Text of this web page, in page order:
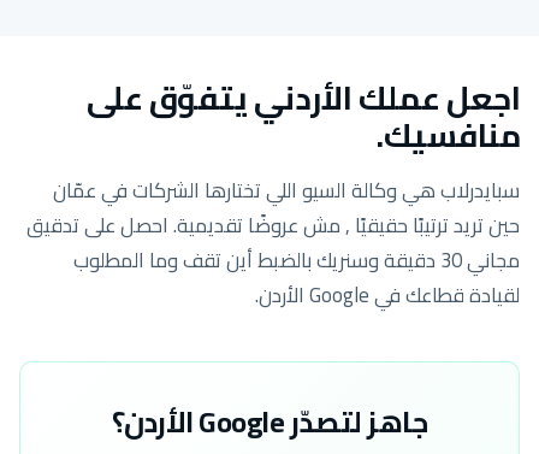
اجعل عملك الأردني يتفوّق على
منافسيك.
سبايدرلاب هي وكالة السيو اللي تختارها الشركات في عمّان
حين تريد ترتيبًا حقيقيًا , مش عروضًا تقديمية. احصل على تدقيق
مجاني 30 دقيقة وسنريك بالضبط أين تقف وما المطلوب
لقيادة قطاعك في Google الأردن.
جاهز لتصدّر Google الأردن؟